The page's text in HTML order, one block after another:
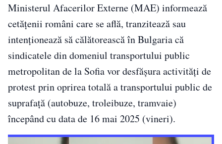
Ministerul Afacerilor Externe (MAE) informează
cetăţenii români care se află, tranzitează sau
intenţionează să călătorească în Bulgaria că
sindicatele din domeniul transportului public
metropolitan de la Sofia vor desfăşura activităţi de
protest prin oprirea totală a transportului public de
suprafaţă (autobuze, troleibuze, tramvaie)
începând cu data de 16 mai 2025 (vineri).